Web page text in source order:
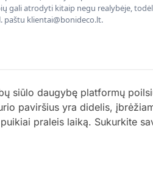
gali atrodyti kitaip negu realybėje,
paštu klientai@bonideco.lt.
siūlo daugybę platformų
paviršius yra didelis,
praleis laiką. Sukurkite